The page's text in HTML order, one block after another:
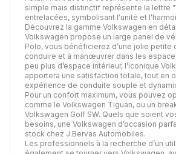
simple mais distinctif représente la lettre
entrelacées, symbolisant l'unité et
Découvrez la gamme Volkswagen en
Volkswagen propose un large panel de
Polo, vous bénéficierez d’une jolie petite
conduire et à manœuvrer dans les
peu plus d’espace intérieur, l’iconique
apportera une satisfaction totale, tout en
expérience de conduite souple et
Pour un confort maximum, vous pouvez
comme le Volkswagen Tiguan, ou un
Volkswagen Golf SW. Quels que soient
besoins, une Volkswagen d’occasion
stock chez J.Bervas Automobiles.
Les professionnels à la recherche d’un